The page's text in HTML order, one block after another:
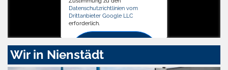
Datenschutzrichtlinien vom
Drittanbieter Google LLC
erforderlich.
Zustimmen
aktivieren
Wir in Nienstädt